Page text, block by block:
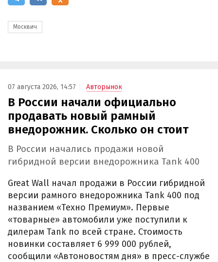
Москвич
07 августа 2026, 14:57 Авторынок
В России начали официально
продавать новый рамный
внедорожник. Сколько он стоит
В России начались продажи новой
гибридной версии внедорожника Tank 400
Great Wall начал продажи в России гибридной
версии рамного внедорожника Tank 400 под
названием «Техно Премиум». Первые
«товарные» автомобили уже поступили к
дилерам Tank по всей стране. Стоимость
новинки составляет 6 999 000 рублей,
сообщили «Автоновостям дня» в пресс-службе